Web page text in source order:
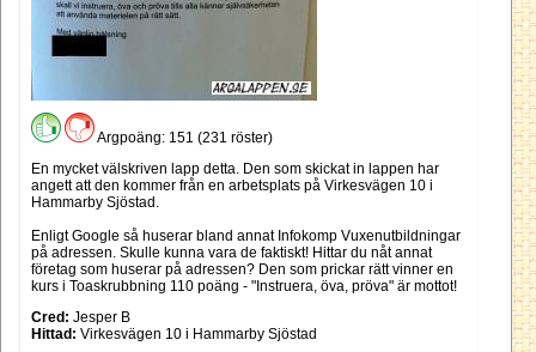
Argpoäng: 151 (231 röster)
En mycket välskriven lapp detta. Den som skickat in lappen har
angett att den kommer från en arbetsplats på Virkesvägen 10 i
Hammarby Sjöstad.
Enligt Google så huserar bland annat Infokomp Vuxenutbildningar
på adressen. Skulle kunna vara de faktiskt! Hittar du nåt annat
företag som huserar på adressen? Den som prickar rätt vinner en
kurs i Toaskrubbning 110 poäng - "Instruera, öva, pröva" är mottot!
Cred: Jesper B
Hittad: Virkesvägen 10 i Hammarby Sjöstad